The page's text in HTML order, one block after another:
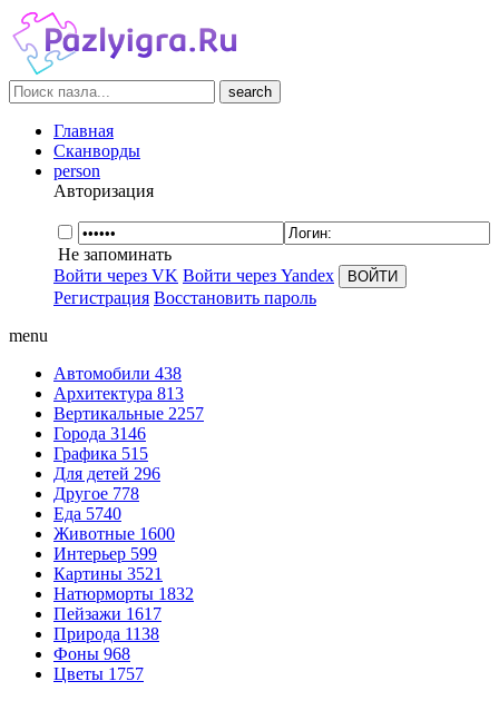
search
Главная
Сканворды
person
Авторизация
Не запоминать
Войти через VK Войти через Yandex
Регистрация Восстановить пароль
menu
Автомобили 438
Архитектура 813
Вертикальные 2257
Города 3146
Графика 515
Для детей 296
Другое 778
Еда 5740
Животные 1600
Интерьер 599
Картины 3521
Натюрморты 1832
Пейзажи 1617
Природа 1138
Фоны 968
Цветы 1757